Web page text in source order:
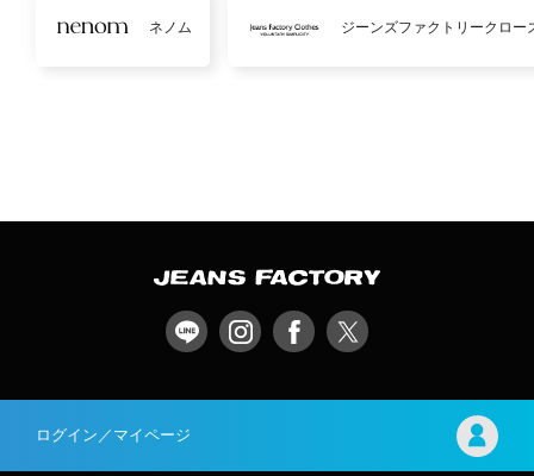
ネノム ジーンズファクトリークロー
ログイン／マイページ